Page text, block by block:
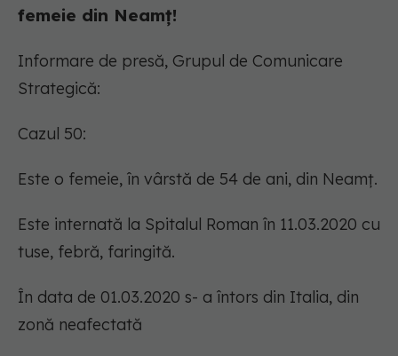
femeie din Neamț!
Informare de presă, Grupul de Comunicare
Strategică:
Cazul 50:
Este o femeie, în vârstă de 54 de ani, din Neamț.
Este internată la Spitalul Roman în 11.03.2020 cu
tuse, febră, faringită.
În data de 01.03.2020 s- a întors din Italia, din
zonă neafectată